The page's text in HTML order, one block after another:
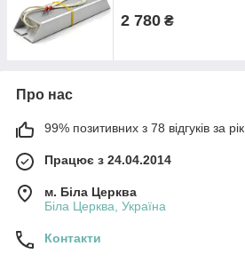
2 780 ₴
Про нас
99% позитивних з 78 відгуків за рік
Працює з 24.04.2014
м. Біла Церква
Біла Церква, Україна
Контакти